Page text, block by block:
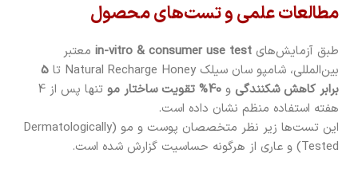
مطالعات علمی و تست‌های محصول
طبق آزمایش‌های in-vitro & consumer use test معتبر
بین‌المللی، شامپو سان سیلک Natural Recharge Honey تا
5
برابر کاهش شکنندگی و 40% تقویت ساختار مو
تنها پس از 4
هفته استفاده منظم نشان داده است.
این تست‌ها زیر نظر متخصصان پوست و مو (Dermatologically
Tested) و عاری از هرگونه حساسیت گزارش شده است.